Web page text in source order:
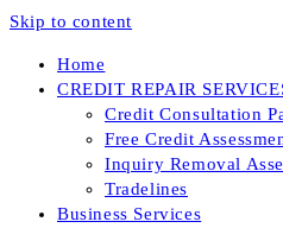
Skip to content
Home
CREDIT REPAIR
Credit Consultation
Free Credit
Inquiry Removal
Tradelines
Business Services